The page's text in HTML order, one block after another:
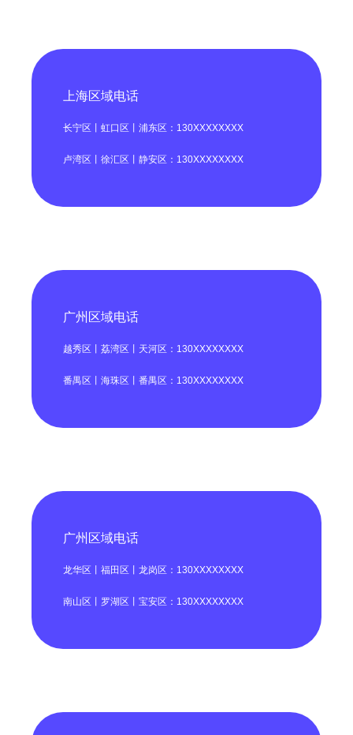
上海区域电话
长宁区丨虹口区丨浦东区：130XXXXXXXX
卢湾区丨徐汇区丨静安区：130XXXXXXXX
广州区域电话
越秀区丨荔湾区丨天河区：130XXXXXXXX
番禺区丨海珠区丨番禺区：130XXXXXXXX
广州区域电话
龙华区丨福田区丨龙岗区：130XXXXXXXX
南山区丨罗湖区丨宝安区：130XXXXXXXX